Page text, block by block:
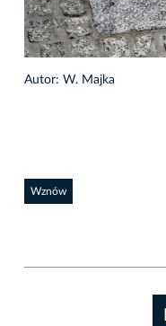
Autor: W. Majka
Wznów